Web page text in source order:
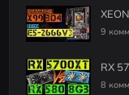
9
RX
8